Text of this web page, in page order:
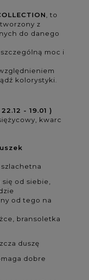
, to
z
do danego
moc i
kolorystyki.
- 19.01 )
kwarc
szlachetna
od siebie,
od tego na
bransoletka
duszę
dobre